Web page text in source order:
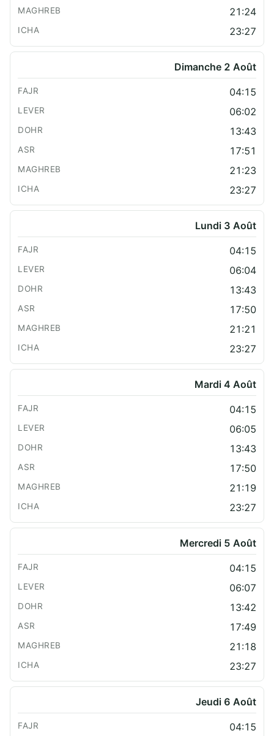
21:24
23:27
Dimanche 2 Août
04:15
06:02
13:43
17:51
21:23
23:27
Lundi 3 Août
04:15
06:04
13:43
17:50
21:21
23:27
Mardi 4 Août
04:15
06:05
13:43
17:50
21:19
23:27
Mercredi 5 Août
04:15
06:07
13:42
17:49
21:18
23:27
Jeudi 6 Août
04:15